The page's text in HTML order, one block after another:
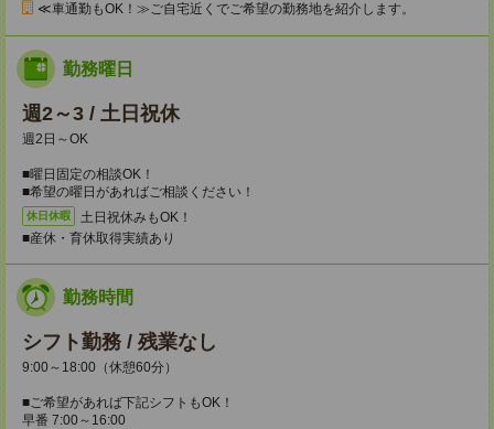
≪車通勤もOK！≫ご自宅近くでご希望の勤務地を紹介します。
勤務曜日
週2～3 / 土日祝休
週2日～OK
■曜日固定の相談OK！
■希望の曜日があればご相談ください！
休日休暇
土日祝休みもOK！
■産休・育休取得実績あり
勤務時間
シフト勤務 / 残業なし
9:00～18:00（休憩60分）
■ご希望があれば下記シフトもOK！
早番 7:00～16:00